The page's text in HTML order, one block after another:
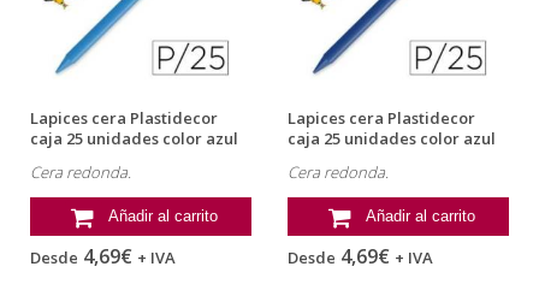
Lapices cera Plastidecor
caja 25 unidades color azul
Cera redonda.
Añadir al carrito
Desde 4,69€ + IVA
Lapices cera Plastidecor
caja 25 unidades color azul
Cera redonda.
Añadir al carrito
Desde 4,69€ + IVA